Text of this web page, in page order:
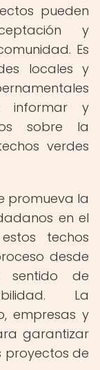
pueden
y
Es
locales y
informar y
sobre la
verdes
promueva la
en el
techos
desde
de
La
empresas y
garantizar
proyectos de